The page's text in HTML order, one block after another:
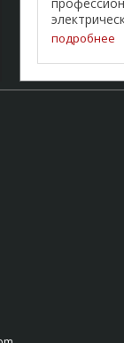
служит
нагрева
выбора
конфорки.
подробнее